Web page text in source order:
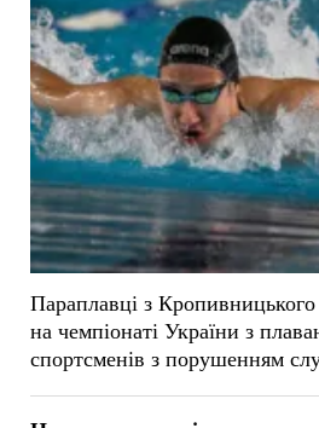
Параплавці з
на чемпіонаті України з
спортсменів з порушенням